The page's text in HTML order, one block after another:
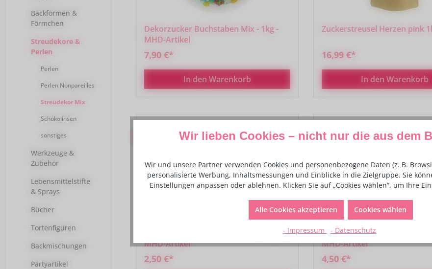
Backformen &
Förmchen
Streudekore &
Perlen
Perlen
Perlen Nonpareilles
Streudekor Mix
Schokolinsen
sonstiges
Werkzeuge &
Zubehör
Lebensmittelstifte
& Sprays
Bücher
Tortenfiguren
Backmischungen
Partyartikel
Dekorzucker Buchstaben Mix - 1kg -
MHD-Artikel
7,90 €*
In den Warenkorb
Zuckerstreusel Herzen pink
16,99 €*
In den Warenkorb
MHD-Artikel
2,50 €*
Rabatt
%
Dekorzucker Buchstaben Mix
MHD-Artikel
4,50 €*
Wir lieben Cookies – nicht nur die aus dem
Wir und unsere Partner verwenden Cookies und personenbezogene Daten (z. B.
personalisierte Werbung, Inhaltsmessungen und Einblicke in die Zielgruppe. Sie
Einstellungen anpassen oder ablehnen. Klicken Sie auf „Cookies wählen“, um Ihre
Alle Cookies akzeptieren Cookies wählen
- Impressum - Datenschutz